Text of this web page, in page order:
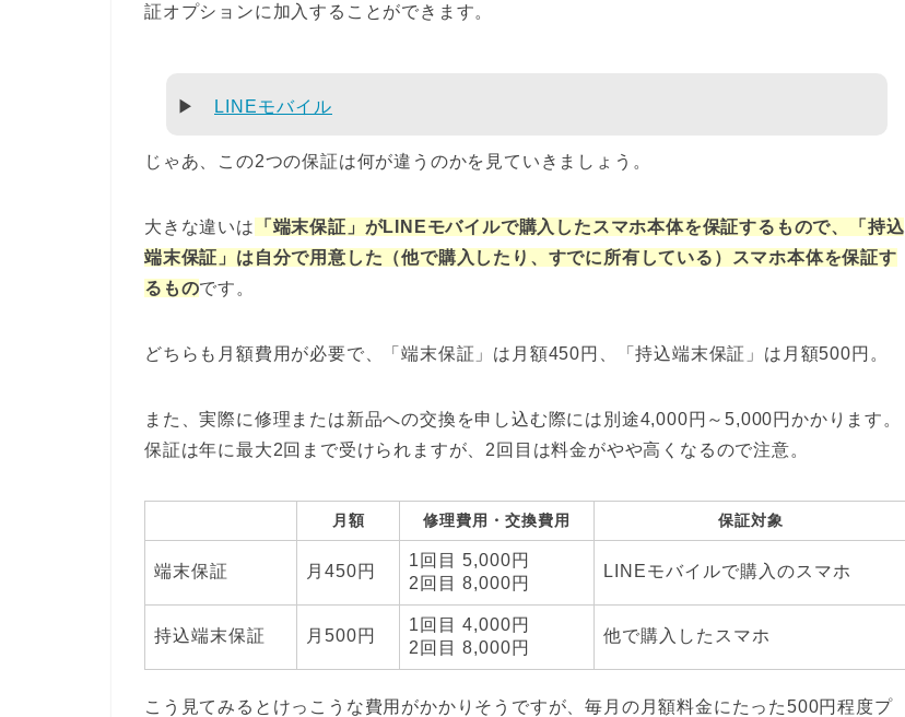
証オプションに加入することができます。
▶ LINEモバイル
じゃあ、この2つの保証は何が違うのかを見ていきましょう。
大きな違いは
「端末保証」がLINEモバイルで購入したスマホ本体を保証するもので、「持込
端末保証」は自分で用意した（他で購入したり、すでに所有している）スマホ本体を保証す
るものです。
どちらも月額費用が必要で、「端末保証」は月額450円、「持込端末保証」は月額500円。
また、実際に修理または新品への交換を申し込む際には別途4,000円～5,000円かかります。
保証は年に最大2回まで受けられますが、2回目は料金がやや高くなるので注意。
月額 修理費用・交換費用 保証対象
端末保証 月450円
1回目 5,000円
2回目 8,000円
LINEモバイルで購入のスマホ
持込端末保証 月500円
1回目 4,000円
2回目 8,000円
他で購入したスマホ
こう見てみるとけっこうな費用がかかりそうですが、毎月の月額料金にたった500円程度プ